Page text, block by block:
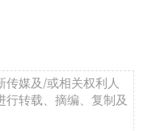
传媒及/或相关权利人
转载、摘编、复制及